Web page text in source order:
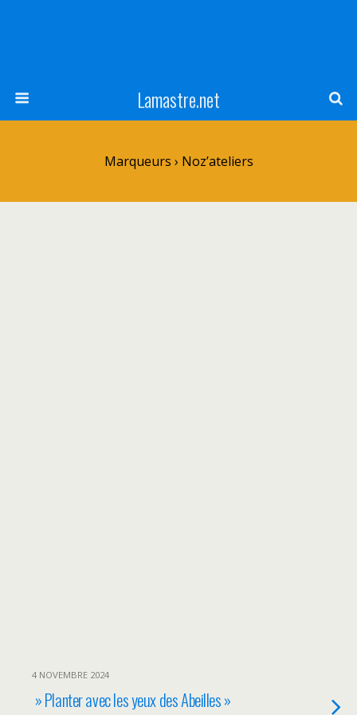
Lamastre.net
Marqueurs › Noz’ateliers
4 NOVEMBRE 2024
» Planter avec les yeux des Abeilles »